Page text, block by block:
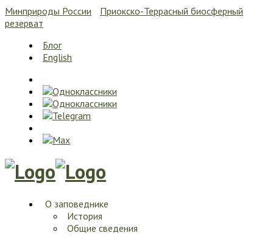
Минприроды России
Приокско-Террасный биосферный
резерват
Блог
English
О заповеднике
История
Общие сведения